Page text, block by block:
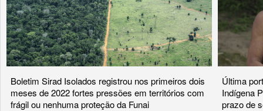
Boletim Sirad Isolados registrou nos primeiros dois
meses de 2022 fortes pressões em territórios com
frágil ou nenhuma proteção da Funai
Última
Indígena
prazo de